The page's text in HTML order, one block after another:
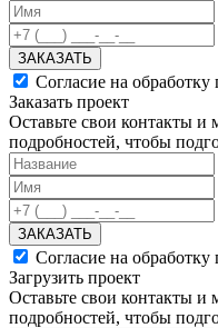
ЗАКАЗАТЬ
Согласие на
Заказать проект
Оставьте свои контакты
подробностей, чтобы
ЗАКАЗАТЬ
Согласие на
Загрузить проект
Оставьте свои контакты
подробностей, чтобы